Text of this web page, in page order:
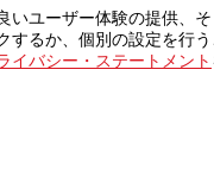
ユーザー体験の提供、
するか、個別の設定を行
イバシー・ステートメント
て